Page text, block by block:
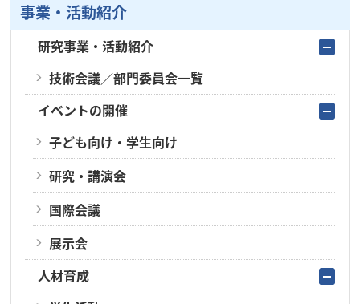
事業・活動紹介
研究事業・活動紹介
技術会議／部門委員会一覧
イベントの開催
子ども向け・学生向け
研究・講演会
国際会議
展示会
人材育成